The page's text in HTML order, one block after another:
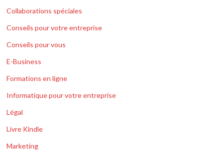
Collaborations spéciales
Conseils pour votre entreprise
Conseils pour vous
E-Business
Formations en ligne
Informatique pour votre entreprise
Légal
Livre Kindle
Marketing